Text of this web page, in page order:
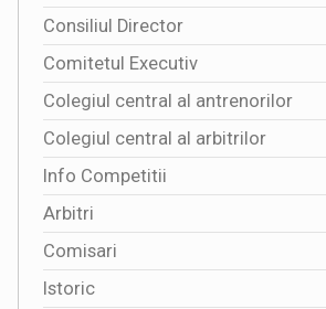
Consiliul Director
Comitetul Executiv
Colegiul central al antrenorilor
Colegiul central al arbitrilor
Info Competitii
Arbitri
Comisari
Istoric